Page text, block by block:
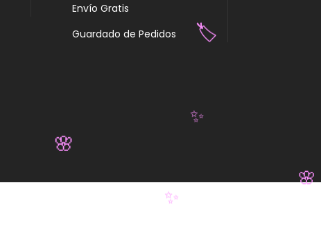
Envío Gratis
Guardado de Pedidos
🏷️